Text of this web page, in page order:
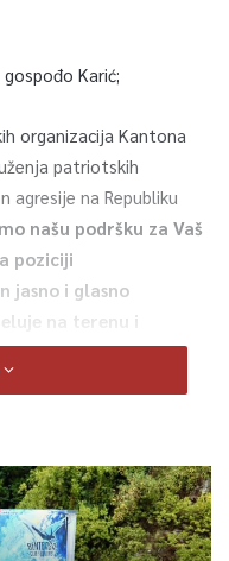
Karić;
organizacija Kantona
patriotskih
agresije na Republiku
našu podršku za Vaš
poziciji
jasno i glasno
na terenu i
ste stali u odbranu
1992. godine stali u
Hercegovine.
agresiji na Republiku